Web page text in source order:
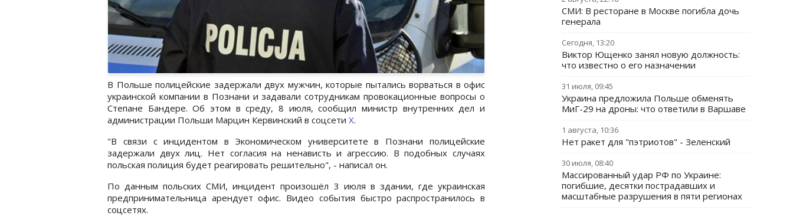
В Польше полицейские задержали двух мужчин, которые пытались ворваться в офис
украинской компании в Познани и задавали сотрудникам провокационные вопросы о
Степане Бандере. Об этом в среду, 8 июля, сообщил министр внутренних дел и
администрации Польши Марцин Кервинский в соцсети X.
"В связи с инцидентом в Экономическом университете в Познани полицейские
задержали двух лиц. Нет согласия на ненависть и агрессию. В подобных случаях
польская полиция будет реагировать решительно", - написал он.
По данным польских СМИ, инцидент произошёл 3 июля в здании, где украинская
предпринимательница арендует офис. Видео события быстро распространилось в
соцсетях.
СМИ: В ресторане в Москве погибла дочь
генерала
Сегодня, 13:20
Виктор Ющенко занял новую должность:
что известно о его назначении
31 июля, 09:45
Украина предложила Польше обменять
МиГ-29 на дроны: что ответили в Варшаве
1 августа, 10:36
Нет ракет для "пэтриотов" - Зеленский
30 июля, 08:40
Массированный удар РФ по Украине:
погибшие, десятки пострадавших и
масштабные разрушения в пяти регионах